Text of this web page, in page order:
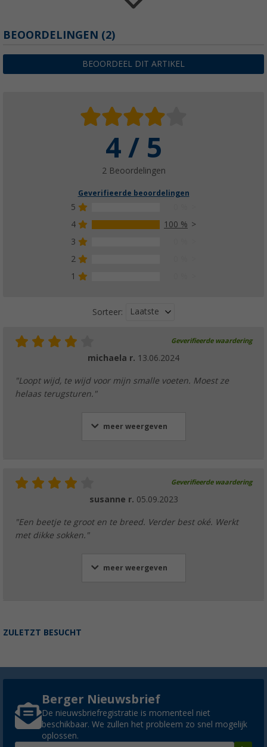
Bockstiegel Dameslaars Marina
€ 29,95Adviesprijs€ 49,95
Bockstiegel Dameslaarzen Marleen
(2)
€ 29,95Adviesprijs
BEOORDELINGEN (2)
BEOORDEEL DIT ARTIKEL
4 / 5
2 Beoordelingen
Geverifieerde beoordelingen
5
4
100 %
3
2
1
Sorteer: Laatste
Geverifieerde waardering
michaela r. 13.06.2024
"Loopt wijd, te wijd voor mijn smalle voeten. Moest ze
helaas terugsturen."
meer weergeven
Geverifieerde waardering
susanne r. 05.09.2023
"Een beetje te groot en te breed. Verder best oké. Werkt
met dikke sokken."
meer weergeven
ZULETZT BESUCHT
Berger Nieuwsbrief
De nieuwsbriefregistratie is momenteel niet
beschikbaar. We zullen het probleem zo snel mogelijk
oplossen.